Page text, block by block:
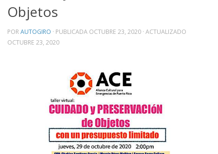
Objetos
PORAUTOGIRO · PUBLICADA OCTUBRE 23, 2020 · ACTUALIZADO
OCTUBRE 23, 2020